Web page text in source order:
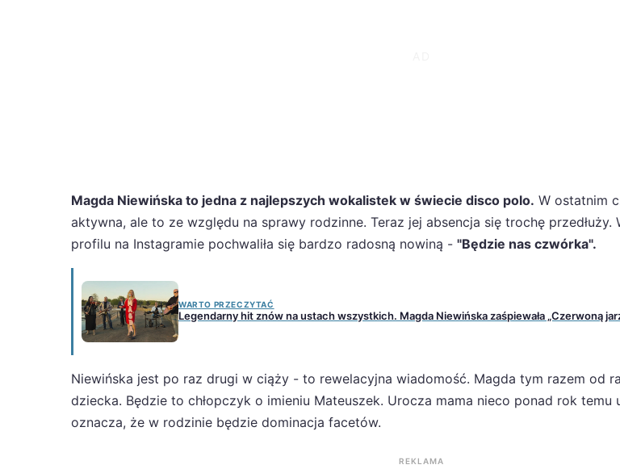
Magda Niewińska to jedna z najlepszych wokalistek w świecie disco polo. W ostatnim
aktywna, ale to ze względu na sprawy rodzinne. Teraz jej absencja się trochę przedłuży.
profilu na Instagramie pochwaliła się bardzo radosną nowiną - "Będzie nas czwórka".
WARTO PRZECZYTAĆ
Legendarny hit znów na ustach wszystkich. Magda Niewińska zaśpiewała „Czerwoną
Niewińska jest po raz drugi w ciąży - to rewelacyjna wiadomość. Magda tym razem od
dziecka. Będzie to chłopczyk o imieniu Mateuszek. Urocza mama nieco ponad rok temu
oznacza, że w rodzinie będzie dominacja facetów.
REKLAMA